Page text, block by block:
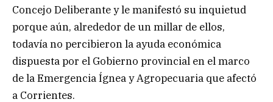
Concejo Deliberante y le manifestó su inquietud
porque aún, alrededor de un millar de ellos,
todavía no percibieron la ayuda económica
dispuesta por el Gobierno provincial en el marco
de la Emergencia Ígnea y Agropecuaria que afectó
a Corrientes.